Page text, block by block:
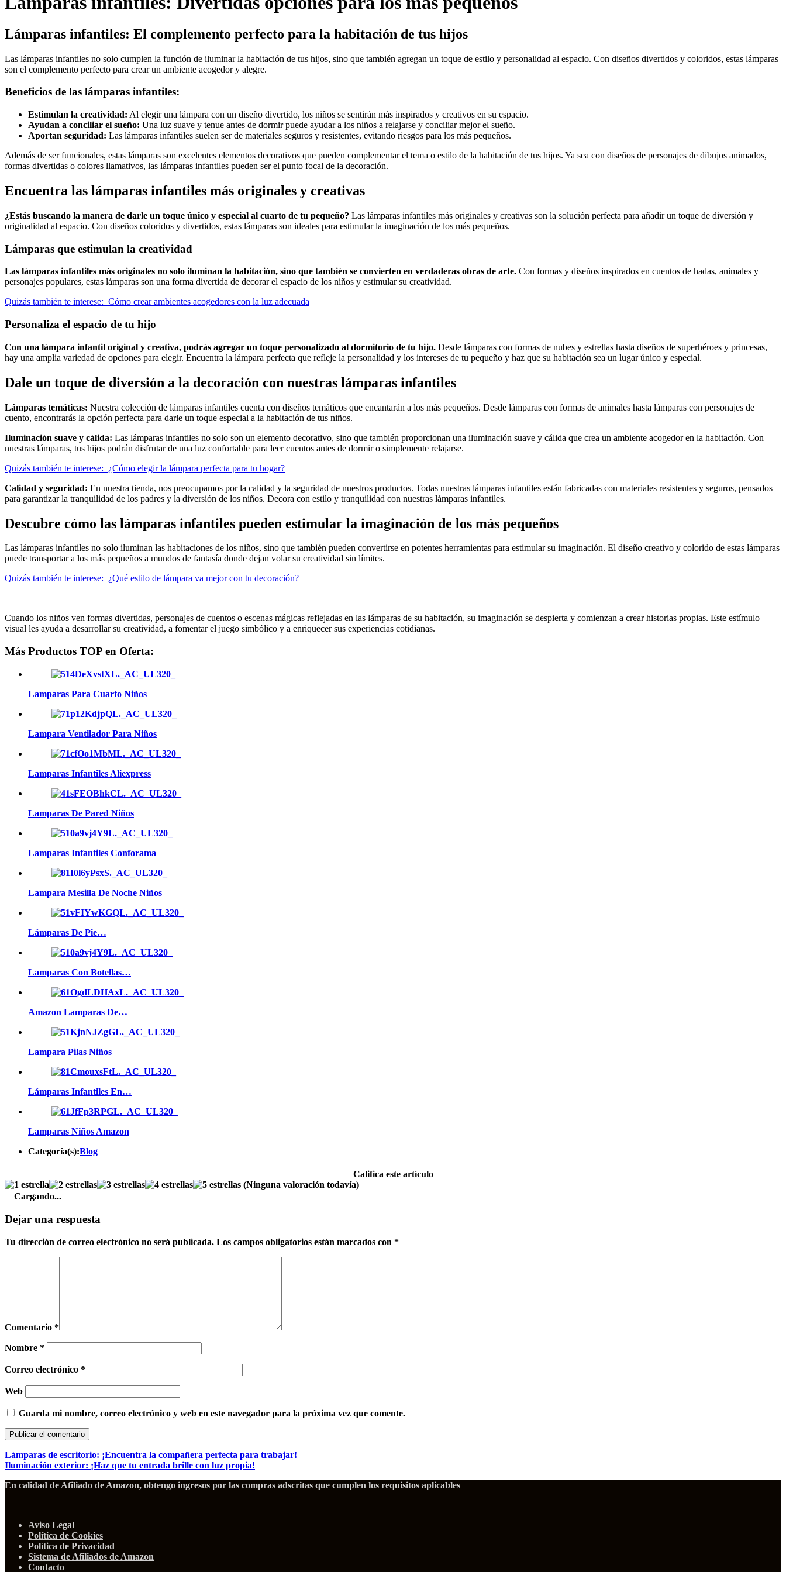
Lámparas infantiles: El complemento perfecto para la habitación de tus hijos
Las lámparas infantiles no solo cumplen la función de iluminar la habitación de tus hijos, sino que también agregan un toque de estilo y personalidad al espacio. Con diseños divertidos y coloridos, estas lámparas
son el complemento perfecto para crear un ambiente acogedor y alegre.
Beneficios de las lámparas infantiles:
Estimulan la creatividad: Al elegir una lámpara con un diseño divertido, los niños se sentirán más inspirados y creativos en su espacio.
Ayudan a conciliar el sueño: Una luz suave y tenue antes de dormir puede ayudar a los niños a relajarse y conciliar mejor el sueño.
Aportan seguridad: Las lámparas infantiles suelen ser de materiales seguros y resistentes, evitando riesgos para los más pequeños.
Además de ser funcionales, estas lámparas son excelentes elementos decorativos que pueden complementar el tema o estilo de la habitación de tus hijos. Ya sea con diseños de personajes de dibujos animados,
formas divertidas o colores llamativos, las lámparas infantiles pueden ser el punto focal de la decoración.
Encuentra las lámparas infantiles más originales y creativas
¿Estás buscando la manera de darle un toque único y especial al cuarto de tu pequeño? Las lámparas infantiles más originales y creativas son la solución perfecta para añadir un toque de diversión y
originalidad al espacio. Con diseños coloridos y divertidos, estas lámparas son ideales para estimular la imaginación de los más pequeños.
Lámparas que estimulan la creatividad
Las lámparas infantiles más originales no solo iluminan la habitación, sino que también se convierten en verdaderas obras de arte. Con formas y diseños inspirados en cuentos de hadas, animales y
personajes populares, estas lámparas son una forma divertida de decorar el espacio de los niños y estimular su creatividad.
Quizás también te interese: Cómo crear ambientes acogedores con la luz adecuada
Personaliza el espacio de tu hijo
Con una lámpara infantil original y creativa, podrás agregar un toque personalizado al dormitorio de tu hijo. Desde lámparas con formas de nubes y estrellas hasta diseños de superhéroes y princesas,
hay una amplia variedad de opciones para elegir. Encuentra la lámpara perfecta que refleje la personalidad y los intereses de tu pequeño y haz que su habitación sea un lugar único y especial.
Dale un toque de diversión a la decoración con nuestras lámparas infantiles
Lámparas temáticas: Nuestra colección de lámparas infantiles cuenta con diseños temáticos que encantarán a los más pequeños. Desde lámparas con formas de animales hasta lámparas con personajes de
cuento, encontrarás la opción perfecta para darle un toque especial a la habitación de tus niños.
Iluminación suave y cálida: Las lámparas infantiles no solo son un elemento decorativo, sino que también proporcionan una iluminación suave y cálida que crea un ambiente acogedor en la habitación. Con
nuestras lámparas, tus hijos podrán disfrutar de una luz confortable para leer cuentos antes de dormir o simplemente relajarse.
Quizás también te interese: ¿Cómo elegir la lámpara perfecta para tu hogar?
Calidad y seguridad: En nuestra tienda, nos preocupamos por la calidad y la seguridad de nuestros productos. Todas nuestras lámparas infantiles están fabricadas con materiales resistentes y seguros, pensados
para garantizar la tranquilidad de los padres y la diversión de los niños. Decora con estilo y tranquilidad con nuestras lámparas infantiles.
Descubre cómo las lámparas infantiles pueden estimular la imaginación de los más pequeños
Las lámparas infantiles no solo iluminan las habitaciones de los niños, sino que también pueden convertirse en potentes herramientas para estimular su imaginación. El diseño creativo y colorido de estas lámparas
puede transportar a los más pequeños a mundos de fantasía donde dejan volar su creatividad sin límites.
Quizás también te interese: ¿Qué estilo de lámpara va mejor con tu decoración?
Cuando los niños ven formas divertidas, personajes de cuentos o escenas mágicas reflejadas en las lámparas de su habitación, su imaginación se despierta y comienzan a crear historias propias. Este estímulo
visual les ayuda a desarrollar su creatividad, a fomentar el juego simbólico y a enriquecer sus experiencias cotidianas.
Más Productos TOP en Oferta:
Lamparas Para Cuarto Niños
Lampara Ventilador Para Niños
Lamparas Infantiles Aliexpress
Lamparas De Pared Niños
Lamparas Infantiles Conforama
Lampara Mesilla De Noche Niños
Lámparas De Pie…
Lamparas Con Botellas…
Amazon Lamparas De…
Lampara Pilas Niños
Lámparas Infantiles En…
Lamparas Niños Amazon
Categoría(s):Blog
Califica este artículo
(Ninguna valoración todavía)
Cargando...
Dejar una respuesta
Tu dirección de correo electrónico no será publicada. Los campos obligatorios están marcados con *
Comentario *
Nombre *
Correo electrónico *
Web
Guarda mi nombre, correo electrónico y web en este navegador para la próxima vez que comente.
Lámparas de escritorio: ¡Encuentra la compañera perfecta para trabajar!
Iluminación exterior: ¡Haz que tu entrada brille con luz propia!
En calidad de Afiliado de Amazon, obtengo ingresos por las compras adscritas que cumplen los requisitos aplicables
Aviso Legal
Política de Cookies
Política de Privacidad
Sistema de Afiliados de Amazon
Contacto